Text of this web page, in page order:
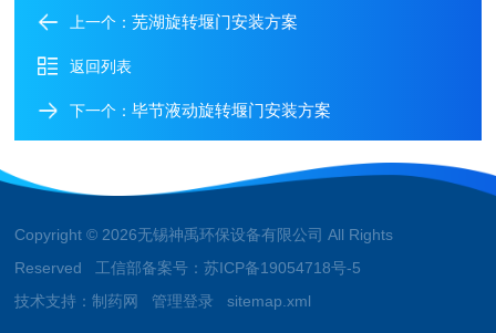
上一个：芜湖旋转堰门安装方案
返回列表
下一个：毕节液动旋转堰门安装方案
Copyright © 2026无锡神禹环保设备有限公司 All Rights
Reserved 工信部备案号：苏ICP备19054718号-5
技术支持：制药网 管理登录 sitemap.xml